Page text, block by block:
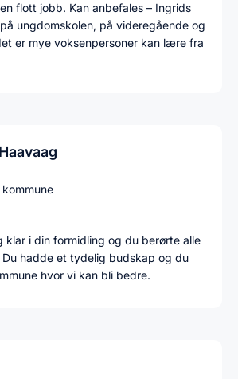
flott jobb. Kan anbefales – Ingrids
ungdomskolen, på videregående og
er mye voksenpersoner kan lære fra
klar i din formidling og du berørte alle
Du hadde et tydelig budskap og du
hvor vi kan bli bedre.